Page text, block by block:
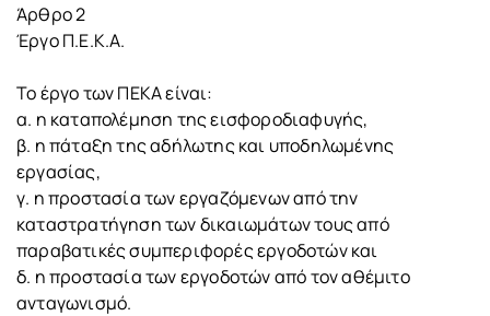
Άρθρο 2
Έργο Π.Ε.Κ.Α.
Το έργο των ΠΕΚΑ είναι:
α. η καταπολέμηση της εισφοροδιαφυγής,
β. η πάταξη της αδήλωτης και υποδηλωμένης
εργασίας,
γ. η προστασία των εργαζόμενων από την
καταστρατήγηση των δικαιωμάτων τους από
παραβατικές συμπεριφορές εργοδοτών και
δ. η προστασία των εργοδοτών από τον αθέμιτο
ανταγωνισμό.